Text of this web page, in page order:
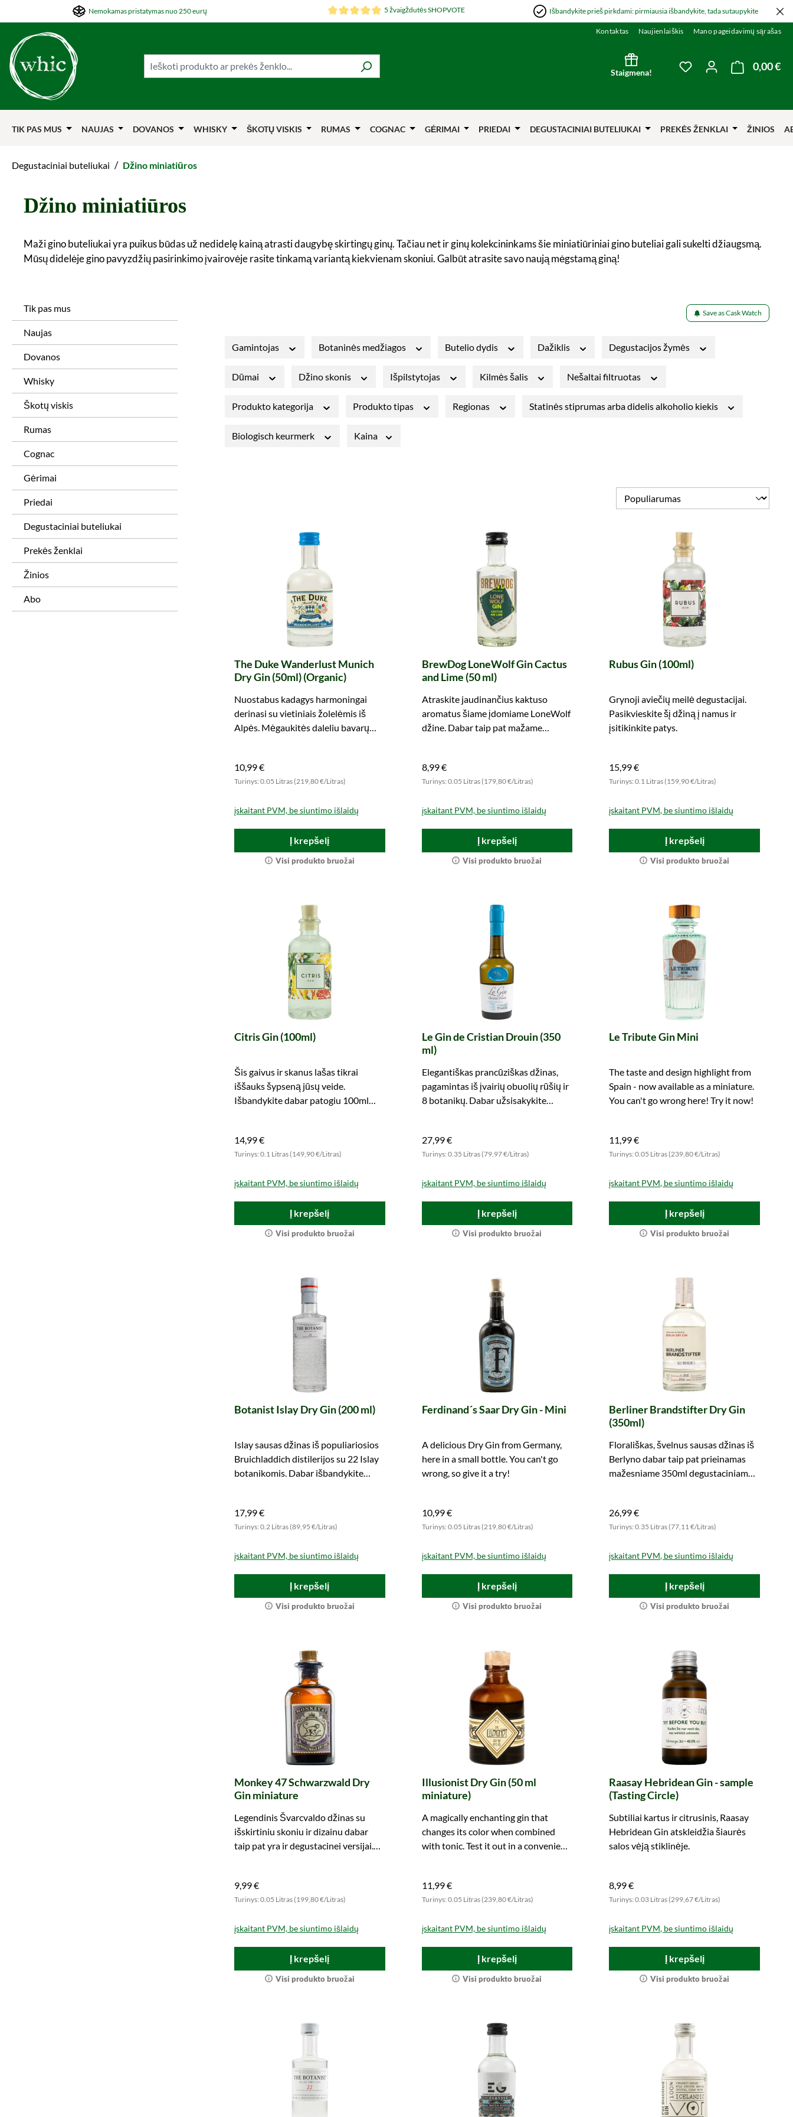
į pagrindinį turinį
Šokti į pagrindinę navigacijąNemokamas pristatymas nuo 250 eurų 5 žvaigždutės SHOPVOTE Išbandykite prieš pirkdami: pirmiausia išbandykite, tada sutaupykite
Kontaktas Naujienlaiškis Mano pageidavimų sąrašas
Staigmena!
You have 0 wishlist
0,00 €
TIK PAS MUS NAUJAS DOVANOS WHISKY ŠKOTŲ VISKIS RUMAS COGNAC GĖRIMAI PRIEDAI DEGUSTACINIAI BUTELIUKAI PREKĖS ŽENKLAI ŽINIOS
Degustaciniai buteliukai / Džino miniatiūros
Džino miniatiūros
Maži gino buteliukai yra puikus būdas už nedidelę kainą atrasti daugybę skirtingų ginų. Tačiau net ir ginų kolekcininkams šie miniatiūriniai gino buteliai gali sukelti džiaugsmą.
Mūsų didelėje gino pavyzdžių pasirinkimo įvairovėje rasite tinkamą variantą kiekvienam skoniui. Galbūt atrasite savo naują mėgstamą giną!
Tik pas mus
Naujas
Dovanos
Whisky
Škotų viskis
Rumas
Cognac
Gėrimai
Priedai
Degustaciniai buteliukai
Prekės ženklai
Žinios
Abo
Save as Cask Watch
Gamintojas Botaninės medžiagos Butelio dydis Dažiklis Degustacijos žymės
Dūmai Džino skonis Išpilstytojas Kilmės šalis Nešaltai filtruotas
Produkto kategorija Produkto tipas Regionas Statinės stiprumas arba didelis alkoholio kiekis
Biologisch keurmerk Kaina
The Duke Wanderlust Munich
Dry Gin (50ml) (Organic)
Nuostabus kadagys harmoningai
derinasi su vietiniais žolelėmis iš
Alpės. Mėgaukitės daleliu bavarų
10,99 €
Turinys: 0.05 Litras (219,80 €/Litras)
įskaitant PVM, be siuntimo išlaidų
Į krepšelį
Visi produkto bruožai
BrewDog LoneWolf Gin Cactus
and Lime (50 ml)
Atraskite jaudinančius kaktuso
aromatus šiame įdomiame LoneWolf
džine. Dabar taip pat mažame
8,99 €
Turinys: 0.05 Litras (179,80 €/Litras)
įskaitant PVM, be siuntimo išlaidų
Į krepšelį
Visi produkto bruožai
Rubus Gin (100ml)
Grynoji aviečių meilė degustacijai.
Pasikvieskite šį džiną į namus ir
įsitikinkite patys.
15,99 €
Turinys: 0.1 Litras (159,90 €/Litras)
įskaitant PVM, be siuntimo išlaidų
Į krepšelį
Visi produkto bruožai
Citris Gin (100ml)
Šis gaivus ir skanus lašas tikrai
iššauks šypseną jūsų veide.
Išbandykite dabar patogiu 100ml
14,99 €
Turinys: 0.1 Litras (149,90 €/Litras)
įskaitant PVM, be siuntimo išlaidų
Į krepšelį
Visi produkto bruožai
Le Gin de Cristian Drouin (350
ml)
Elegantiškas prancūziškas džinas,
pagamintas iš įvairių obuolių rūšių ir
8 botanikų. Dabar užsisakykite
27,99 €
Turinys: 0.35 Litras (79,97 €/Litras)
įskaitant PVM, be siuntimo išlaidų
Į krepšelį
Visi produkto bruožai
Le Tribute Gin Mini
The taste and design highlight from
Spain - now available as a miniature.
You can't go wrong here! Try it now!
11,99 €
Turinys: 0.05 Litras (239,80 €/Litras)
įskaitant PVM, be siuntimo išlaidų
Į krepšelį
Visi produkto bruožai
Botanist Islay Dry Gin (200 ml)
Islay sausas džinas iš populiariosios
Bruichladdich distilerijos su 22 Islay
botanikomis. Dabar išbandykite
17,99 €
Turinys: 0.2 Litras (89,95 €/Litras)
įskaitant PVM, be siuntimo išlaidų
Į krepšelį
Visi produkto bruožai
Ferdinand´s Saar Dry Gin - Mini
A delicious Dry Gin from Germany,
here in a small bottle. You can't go
wrong, so give it a try!
10,99 €
Turinys: 0.05 Litras (219,80 €/Litras)
įskaitant PVM, be siuntimo išlaidų
Į krepšelį
Visi produkto bruožai
Berliner Brandstifter Dry Gin
(350ml)
Florališkas, švelnus sausas džinas iš
Berlyno dabar taip pat prieinamas
mažesniame 350ml degustaciniame
26,99 €
Turinys: 0.35 Litras (77,11 €/Litras)
įskaitant PVM, be siuntimo išlaidų
Į krepšelį
Visi produkto bruožai
Monkey 47 Schwarzwald Dry
Gin miniature
Legendinis Švarcvaldo džinas su
išskirtiniu skoniu ir dizainu dabar
taip pat yra ir degustacinei versijai.
9,99 €
Turinys: 0.05 Litras (199,80 €/Litras)
įskaitant PVM, be siuntimo išlaidų
Į krepšelį
Visi produkto bruožai
Illusionist Dry Gin (50 ml
miniature)
A magically enchanting gin that
changes its color when combined
with tonic. Test it out in a convenient
11,99 €
Turinys: 0.05 Litras (239,80 €/Litras)
įskaitant PVM, be siuntimo išlaidų
Į krepšelį
Visi produkto bruožai
Raasay Hebridean Gin - sample
(Tasting Circle)
Subtiliai kartus ir citrusinis, Raasay
Hebridean Gin atskleidžia šiaurės
salos vėją stiklinėje.
8,99 €
Turinys: 0.03 Litras (299,67 €/Litras)
įskaitant PVM, be siuntimo išlaidų
Į krepšelį
Visi produkto bruožai